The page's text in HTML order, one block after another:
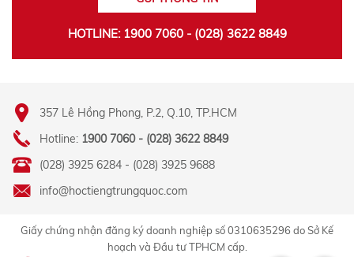
HOTLINE: 1900 7060 - (028) 3622 8849
357 Lê Hồng Phong, P.2, Q.10, TP.HCM
Hotline: 1900 7060 - (028) 3622 8849
(028) 3925 6284 - (028) 3925 9688
info@hoctiengtrungquoc.com
Giấy chứng nhận đăng ký doanh nghiệp số 0310635296 do Sở Kế
hoạch và Đầu tư TPHCM cấp.